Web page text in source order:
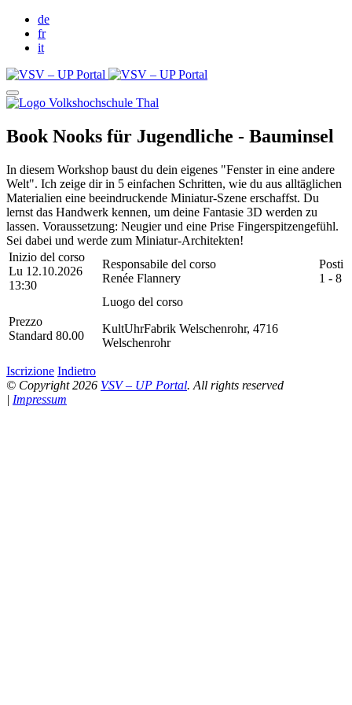
de
fr
it
Book Nooks für Jugendliche - Bauminsel
In diesem Workshop baust du dein eigenes "Fenster in eine andere
Welt". Ich zeige dir in 5 einfachen Schritten, wie du aus alltäglichen
Materialien eine beeindruckende Miniatur-Szene erschaffst. Du
lernst das Handwerk kennen, um deine Fantasie 3D werden zu
lassen. Voraussetzung: Neugier und eine Prise Fingerspitzengefühl.
Sei dabei und werde zum Miniatur-Architekten!
Inizio del corso
Lu 12.10.2026
13:30
Responsabile del corso
Renée Flannery
Posti
1 - 8
Prezzo
Standard 80.00
Luogo del corso
KultUhrFabrik Welschenrohr, 4716
Welschenrohr
Iscrizione Indietro
© Copyright 2026 VSV – UP Portal. All rights reserved
| Impressum